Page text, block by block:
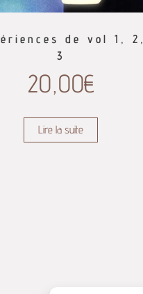
de vol 1, 2,
3
20,00€
Lire la suite